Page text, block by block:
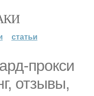
статьи
прокси
отзывы,